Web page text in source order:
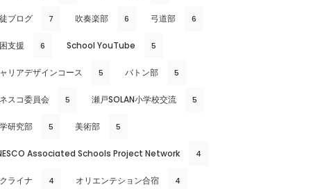
ブログ 7 吹奏楽部 6 弓道部 6
支援 6 School YouTube 5
リアデザインコース 5 バトン部 5
スコ委員会 5 瀬戸SOLAN小学校交流 5
研究部 5 美術部 5
Associated Schools Project Network 4
ライナ 4 オリエンテション合宿 4